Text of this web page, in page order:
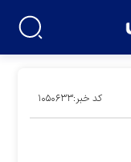
کد خبر:۱۰۵۰۶۳۳